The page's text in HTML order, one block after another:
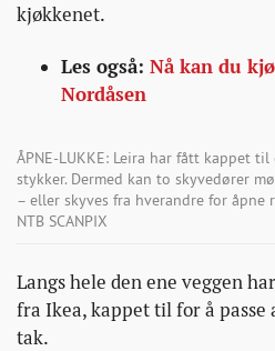
kjøkkenet.
Les også: Nå kan du
Nordåsen
ÅPNE-LUKKE: Leira har fått kappet
stykker. Dermed kan to skyvedører
– eller skyves fra hverandre for åpne
NTB SCANPIX
Langs hele den ene veggen
fra Ikea, kappet til for å
tak.